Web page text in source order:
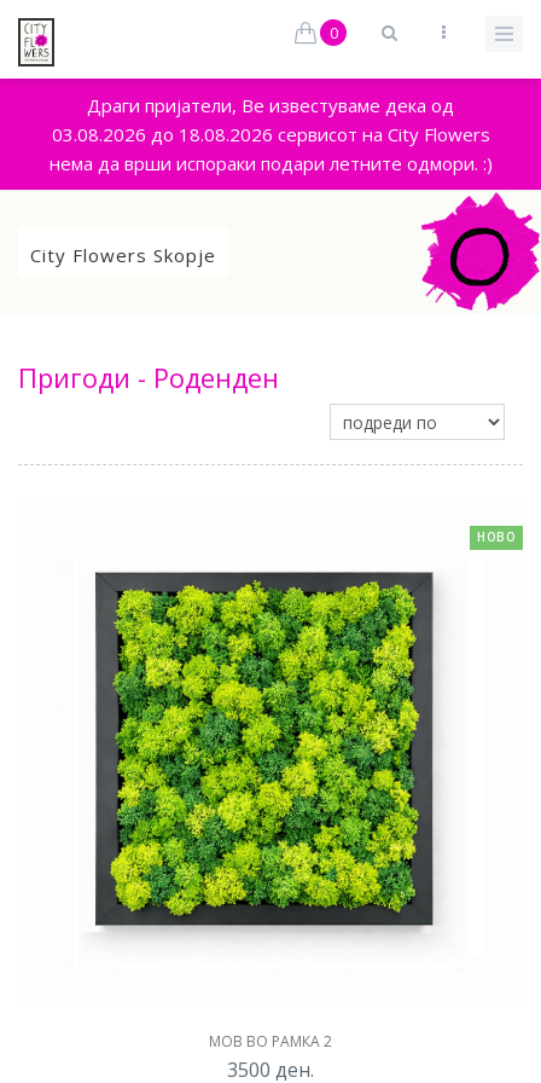
0
Драги пријатели, Ве известуваме дека од
03.08.2026 до 18.08.2026 сервисот на City Flowers
нема да врши испораки подари летните одмори. :)
City Flowers Skopje
Пригоди - Роденден
НОВО
МОВ ВО РАМКА 2
3500 ден.